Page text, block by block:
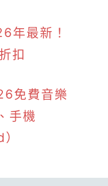
年最新！
扣
免費音樂
手機